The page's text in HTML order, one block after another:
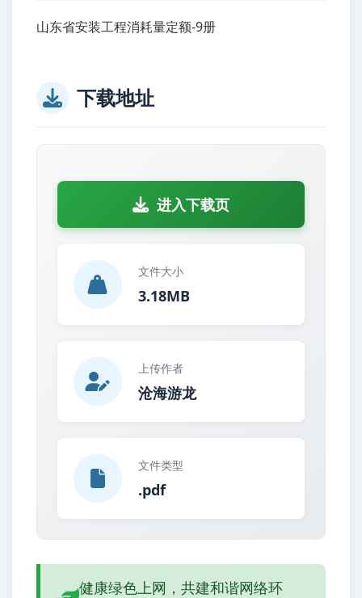
山东省安装工程消耗量定额-9册
下载地址
进入下载页
文件大小
3.18MB
上传作者
沧海游龙
文件类型
.pdf
健康绿色上网，共建和谐网络环